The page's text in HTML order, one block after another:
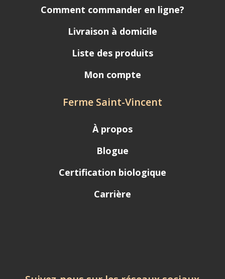
Comment commander en ligne?
Livraison à domicile
Liste des produits
Mon compte
Ferme Saint-Vincent
À propos
Blogue
Certification biologique
Carrière